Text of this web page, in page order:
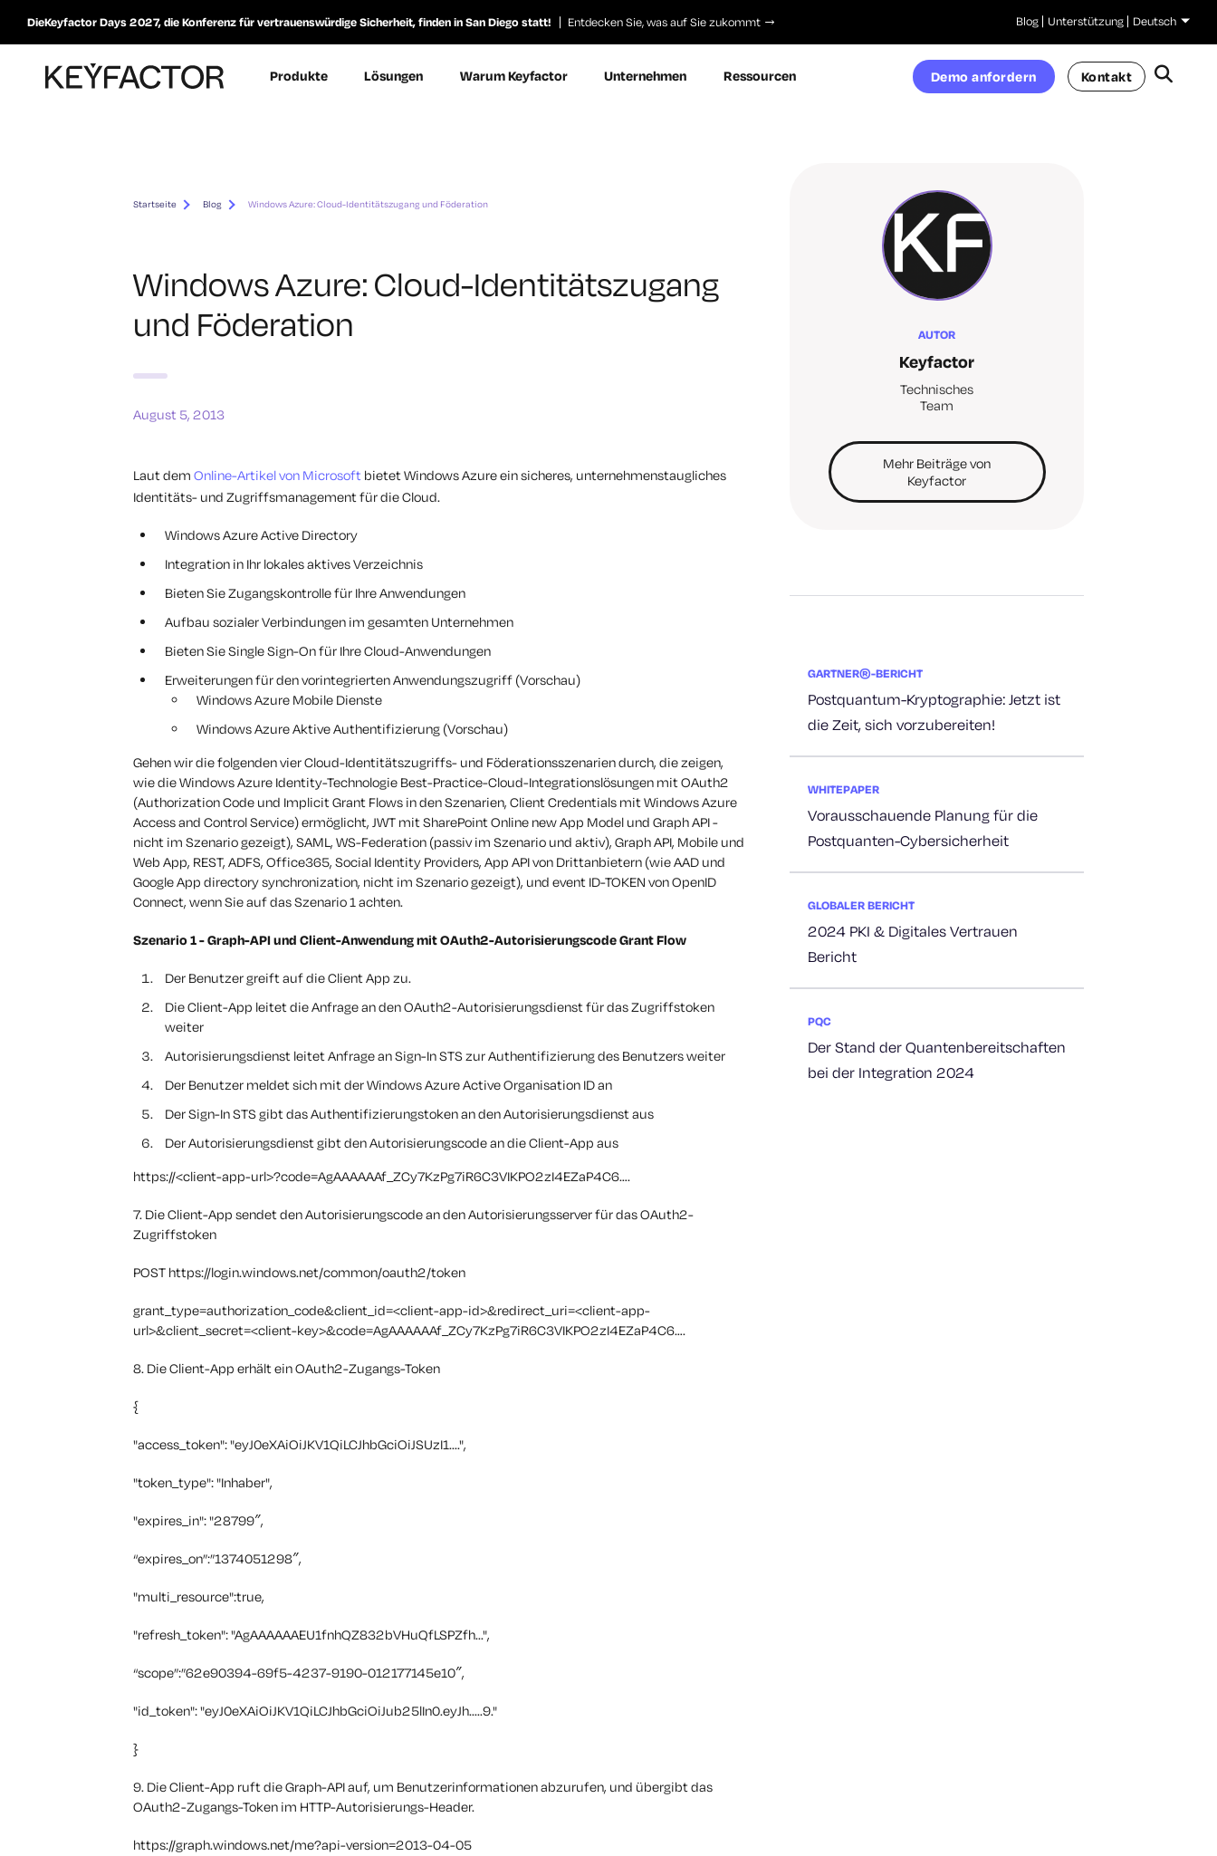
DieKeyfactor Days 2027, die Konferenz für vertrauenswürdige Sicherheit, finden in San Diego statt! Entdecken Sie, was auf Sie zukommt Blog Unterstützung Deutsch
Produkte Lösungen Warum Keyfactor Unternehmen Ressourcen Demo anfordern Kontakt
Startseite Blog Windows Azure: Cloud-Identitätszugang und Föderation
Windows Azure: Cloud-Identitätszugang
und Föderation
August 5, 2013
Laut dem Online-Artikel von Microsoft bietet Windows Azure ein sicheres, unternehmenstaugliches
Identitäts- und Zugriffsmanagement für die Cloud.
Windows Azure Active Directory
Integration in Ihr lokales aktives Verzeichnis
Bieten Sie Zugangskontrolle für Ihre Anwendungen
Aufbau sozialer Verbindungen im gesamten Unternehmen
Bieten Sie Single Sign-On für Ihre Cloud-Anwendungen
Erweiterungen für den vorintegrierten Anwendungszugriff (Vorschau)
Windows Azure Mobile Dienste
Windows Azure Aktive Authentifizierung (Vorschau)
Gehen wir die folgenden vier Cloud-Identitätszugriffs- und Föderationsszenarien durch, die zeigen,
wie die Windows Azure Identity-Technologie Best-Practice-Cloud-Integrationslösungen mit OAuth2
(Authorization Code und Implicit Grant Flows in den Szenarien, Client Credentials mit Windows Azure
Access and Control Service) ermöglicht, JWT mit SharePoint Online new App Model und Graph API -
nicht im Szenario gezeigt), SAML, WS-Federation (passiv im Szenario und aktiv), Graph API, Mobile und
Web App, REST, ADFS, Office365, Social Identity Providers, App API von Drittanbietern (wie AAD und
Google App directory synchronization, nicht im Szenario gezeigt), und event ID-TOKEN von OpenID
Connect, wenn Sie auf das Szenario 1 achten.
Szenario 1 - Graph-API und Client-Anwendung mit OAuth2-Autorisierungscode Grant Flow
Der Benutzer greift auf die Client App zu.
Die Client-App leitet die Anfrage an den OAuth2-Autorisierungsdienst für das Zugriffstoken
weiter
Autorisierungsdienst leitet Anfrage an Sign-In STS zur Authentifizierung des Benutzers weiter
Der Benutzer meldet sich mit der Windows Azure Active Organisation ID an
Der Sign-In STS gibt das Authentifizierungstoken an den Autorisierungsdienst aus
Der Autorisierungsdienst gibt den Autorisierungscode an die Client-App aus
https://<client-app-url>?code=AgAAAAAAf_ZCy7KzPg7iR6C3VIKPO2zI4EZaP4C6….
7. Die Client-App sendet den Autorisierungscode an den Autorisierungsserver für das OAuth2-
Zugriffstoken
POST https://login.windows.net/common/oauth2/token
grant_type=authorization_code&client_id=<client-app-id>&redirect_uri=<client-app-
url>&client_secret=<client-key>&code=AgAAAAAAf_ZCy7KzPg7iR6C3VIKPO2zI4EZaP4C6….
8. Die Client-App erhält ein OAuth2-Zugangs-Token
{
"access_token": "eyJ0eXAiOiJKV1QiLCJhbGciOiJSUzI1....",
"token_type": "Inhaber",
"expires_in": "28799″,
“expires_on”:”1374051298″,
"multi_resource":true,
"refresh_token": "AgAAAAAAEU1fnhQZ832bVHuQfLSPZfh...",
“scope”:”62e90394-69f5-4237-9190-012177145e10″,
"id_token": "eyJ0eXAiOiJKV1QiLCJhbGciOiJub25lIn0.eyJh.....9."
}
9. Die Client-App ruft die Graph-API auf, um Benutzerinformationen abzurufen, und übergibt das
OAuth2-Zugangs-Token im HTTP-Autorisierungs-Header.
https://graph.windows.net/me?api-version=2013-04-05
AUTOR
Keyfactor
Technisches
Team
Mehr Beiträge von
Keyfactor
GARTNER®-BERICHT
Postquantum-Kryptographie: Jetzt ist
die Zeit, sich vorzubereiten!
WHITEPAPER
Vorausschauende Planung für die
Postquanten-Cybersicherheit
GLOBALER BERICHT
2024 PKI & Digitales Vertrauen
Bericht
PQC
Der Stand der Quantenbereitschaften
bei der Integration 2024